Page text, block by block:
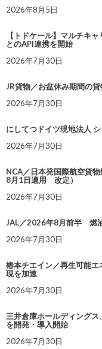
2026年8月5日
【トドケール】マルチキ
とのAPI連携を開始
2026年7月30日
JR貨物／お盆休み期間の
2026年7月30日
にしてつドイツ現地法人
2026年7月30日
NCA／日本発国際航空貨
8月1日適用 改定）
2026年7月30日
JAL／2026年8月前半 燃
2026年7月30日
椿本チエイン／再生可能
現を加速
2026年7月30日
三井倉庫ホールディングス
を開発・導入開始
2026年7月30日